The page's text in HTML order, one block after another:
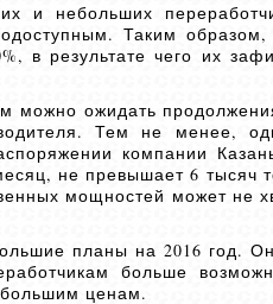
и небольших
Таким
в результате чего их
можно ожидать
Тем не менее,
компании
не превышает 6 тысяч
мощностей может не
планы на 2016 год.
больше
ценам.